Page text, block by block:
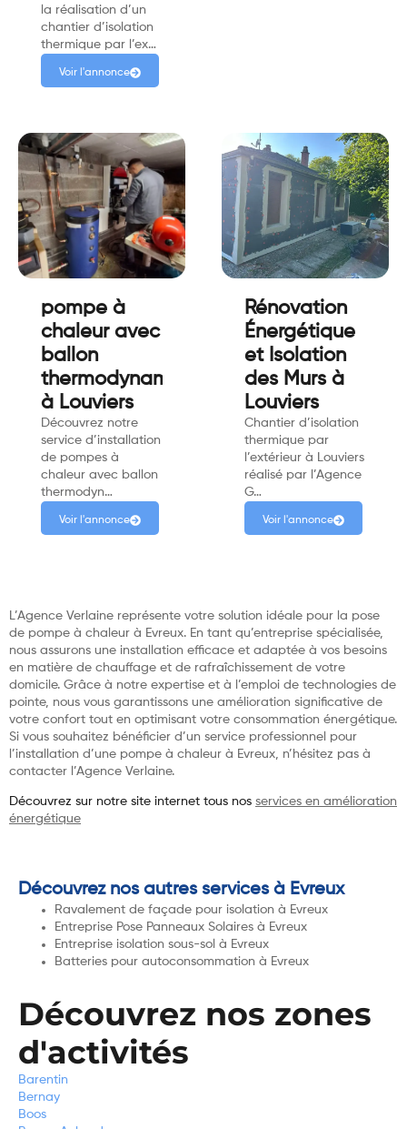
la réalisation d’un
chantier d’isolation
thermique par l’ex…
Voir l'annonce
pompe à
chaleur avec
ballon
thermodynamique
à Louviers
Découvrez notre
service d’installation
de pompes à
chaleur avec ballon
thermodyn…
Voir l'annonce
Rénovation
Énergétique
et Isolation
des Murs à
Louviers
Chantier d’isolation
thermique par
l’extérieur à Louviers
réalisé par l’Agence
G…
Voir l'annonce
L’Agence Verlaine représente votre solution idéale pour la pose
de pompe à chaleur à Evreux. En tant qu’entreprise spécialisée,
nous assurons une installation efficace et adaptée à vos besoins
en matière de chauffage et de rafraîchissement de votre
domicile. Grâce à notre expertise et à l’emploi de technologies de
pointe, nous vous garantissons une amélioration significative de
votre confort tout en optimisant votre consommation énergétique.
Si vous souhaitez bénéficier d’un service professionnel pour
l’installation d’une pompe à chaleur à Evreux, n’hésitez pas à
contacter l’Agence Verlaine.
Découvrez sur notre site internet tous nos services en amélioration
énergétique
Découvrez nos autres services à Evreux
Ravalement de façade pour isolation à Evreux
Entreprise Pose Panneaux Solaires à Evreux
Entreprise isolation sous-sol à Evreux
Batteries pour autoconsommation à Evreux
Découvrez nos zones
d'activités
Barentin
Bernay
Boos